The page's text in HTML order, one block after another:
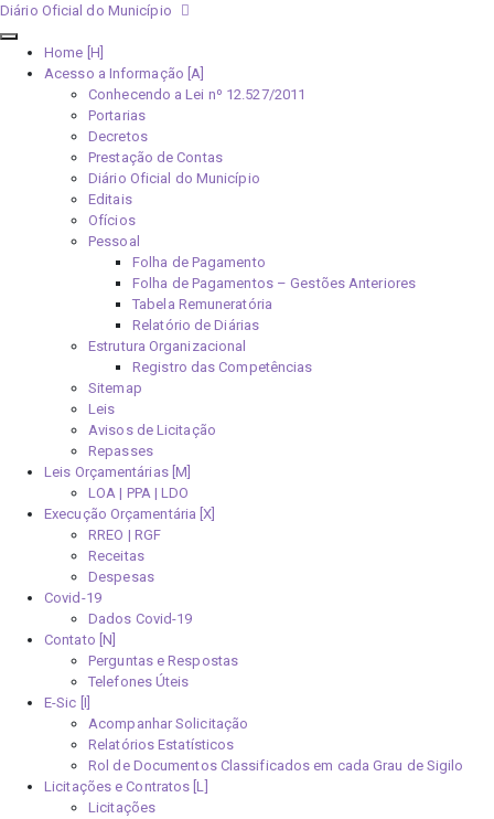
Diário Oficial do Município
Home [H]
Acesso a Informação [A]
Conhecendo a Lei nº 12.527/2011
Portarias
Decretos
Prestação de Contas
Diário Oficial do Município
Editais
Ofícios
Pessoal
Folha de Pagamento
Folha de Pagamentos – Gestões Anteriores
Tabela Remuneratória
Relatório de Diárias
Estrutura Organizacional
Registro das Competências
Sitemap
Leis
Avisos de Licitação
Repasses
Leis Orçamentárias [M]
LOA | PPA | LDO
Execução Orçamentária [X]
RREO | RGF
Receitas
Despesas
Covid-19
Dados Covid-19
Contato [N]
Perguntas e Respostas
Telefones Úteis
E-Sic [I]
Acompanhar Solicitação
Relatórios Estatísticos
Rol de Documentos Classificados em cada Grau de Sigilo
Licitações e Contratos [L]
Licitações